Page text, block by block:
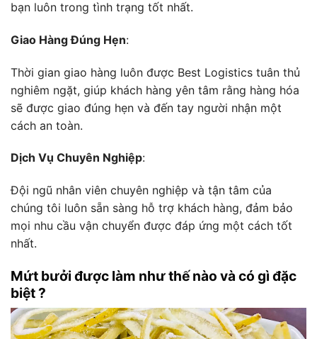
bạn luôn trong tình trạng tốt nhất.
Giao Hàng Đúng Hẹn:
Thời gian giao hàng luôn được Best Logistics tuân thủ
nghiêm ngặt, giúp khách hàng yên tâm rằng hàng hóa
sẽ được giao đúng hẹn và đến tay người nhận một
cách an toàn.
Dịch Vụ Chuyên Nghiệp:
Đội ngũ nhân viên chuyên nghiệp và tận tâm của
chúng tôi luôn sẵn sàng hỗ trợ khách hàng, đảm bảo
mọi nhu cầu vận chuyển được đáp ứng một cách tốt
nhất.
Mứt bưởi được làm như thế nào và có gì đặc
biệt ?